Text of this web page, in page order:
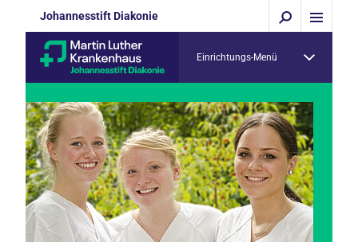
Johannesstift Diakonie
Einrichtungs-Menü